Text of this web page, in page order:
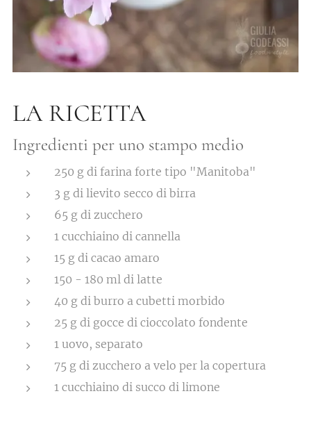
LA RICETTA
Ingredienti per uno stampo medio
250 g di farina forte tipo "Manitoba"
3 g di lievito secco di birra
65 g di zucchero
1 cucchiaino di cannella
15 g di cacao amaro
150 - 180 ml di latte
40 g di burro a cubetti morbido
25 g di gocce di cioccolato fondente
1 uovo, separato
75 g di zucchero a velo per la copertura
1 cucchiaino di succo di limone